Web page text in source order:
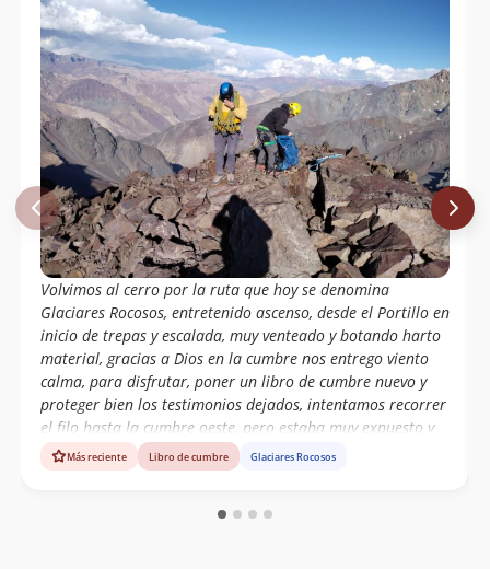
Volvimos al cerro por la ruta que hoy se denomina
Glaciares Rocosos, entretenido ascenso, desde el Portillo en
inicio de trepas y escalada, muy venteado y botando harto
material, gracias a Dios en la cumbre nos entrego viento
calma, para disfrutar, poner un libro de cumbre nuevo y
proteger bien los testimonios dejados, intentamos recorrer
el filo hasta la cumbre oeste, pero estaba muy expuesto y
por seguridad nos volvimos, pero el testimonio de 2015,
debe seguir ahí, por si alguien se anima
Más reciente Libro de cumbre Glaciares Rocosos